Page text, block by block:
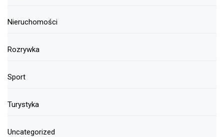
Nieruchomości
Rozrywka
Sport
Turystyka
Uncategorized